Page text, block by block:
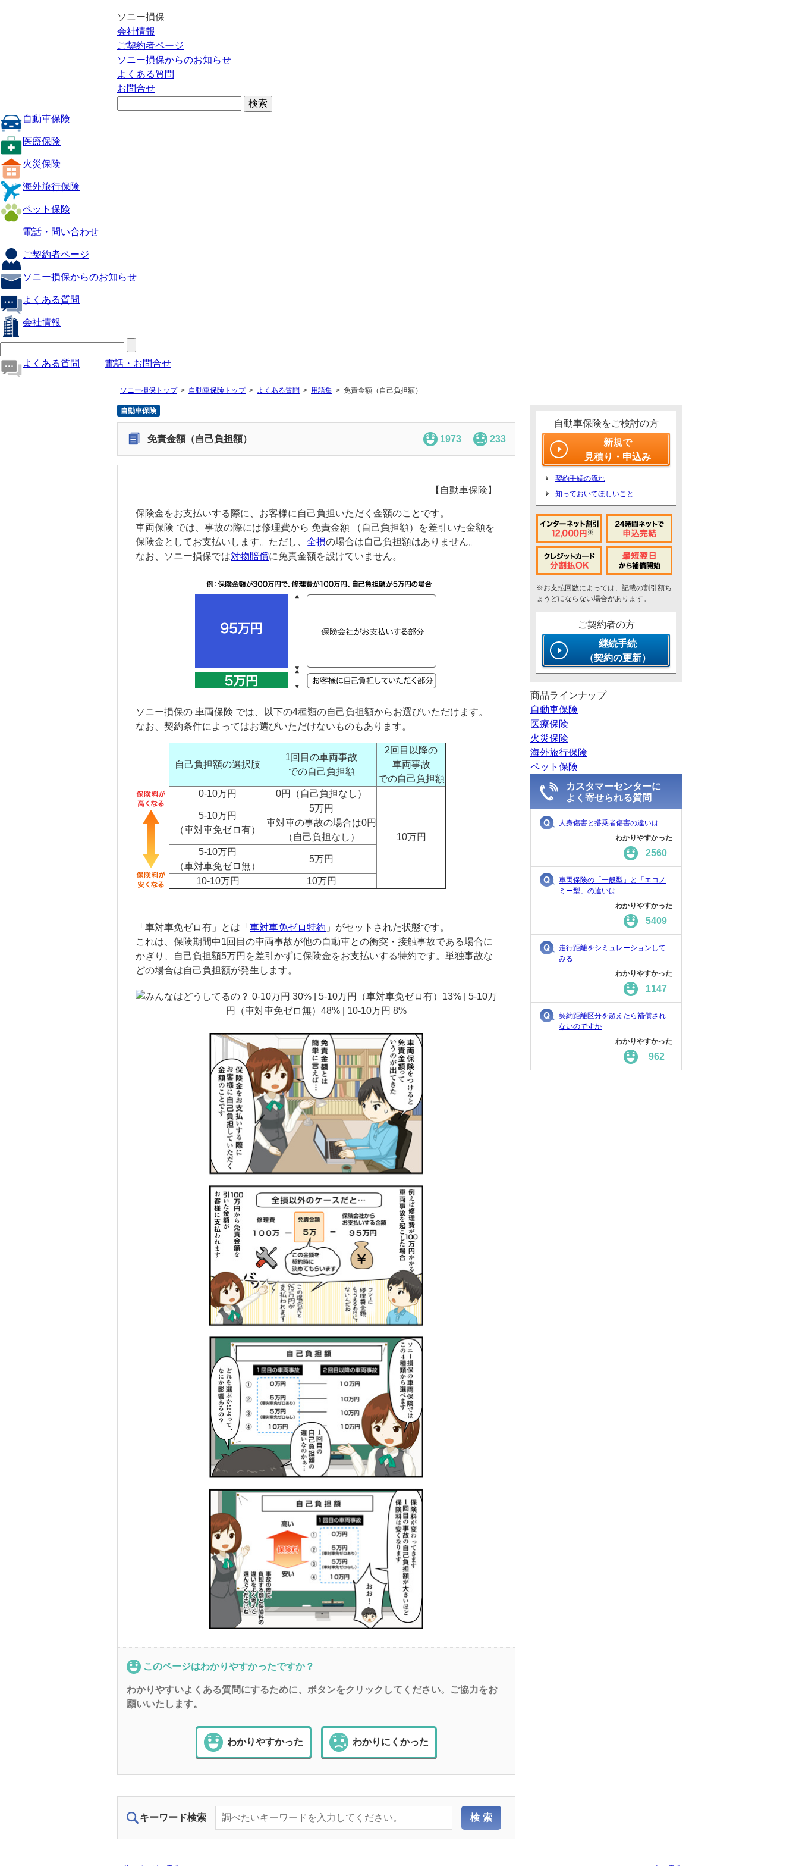
ソニー損保
会社情報
ご契約者ページ
ソニー損保からのお知らせ
よくある質問
お問合せ
自動車保険
医療保険
火災保険
海外旅行保険
ペット保険
電話・問い合わせ
ご契約者ページ
ソニー損保からのお知らせ
よくある質問
会社情報
よくある質問 電話・お問合せ
ソニー損保トップ 自動車保険トップ よくある質問 用語集 免責金額（自己負担額）
自動車保険
免責金額（自己負担額） 1973 233
【自動車保険】
保険金をお支払いする際に、お客様に自己負担いただく金額のことです。
車両保険 では、事故の際には修理費から 免責金額 （自己負担額）を差引いた金額を
保険金としてお支払いします。ただし、 全損の場合は自己負担額はありません。
なお、ソニー損保では対物賠償に免責金額を設けていません。
ソニー損保の 車両保険 では、以下の4種類の自己負担額からお選びいただけます。
なお、契約条件によってはお選びいただけないものもあります。
自己負担額の選択肢
1回目の車両事故
での自己負担額
2回目以降の
車両事故
での自己負担額
0-10万円
0円（自己負担なし）
10万円
5-10万円
（車対車免ゼロ有）
5万円
車対車の事故の場合は0円
（自己負担なし）
5-10万円
（車対車免ゼロ無）
5万円
10-10万円 10万円
「車対車免ゼロ有」とは「 車対車免ゼロ特約 」がセットされた状態です。
これは、保険期間中1回目の車両事故が他の自動車との衝突・接触事故である場合に
かぎり、自己負担額5万円を差引かずに保険金をお支払いする特約です。単独事故な
どの場合は自己負担額が発生します。
このページはわかりやすかったですか？
わかりやすいよくある質問にするために、ボタンをクリックしてください。ご協力をお
願いいたします。
わかりやすかった わかりにくかった
キーワード検索
自動車保険をご検討の方
新規で
見積り・申込み
契約手続の流れ
知っておいてほしいこと
※お支払回数によっては、記載の割引額ち
ょうどにならない場合があります。
ご契約者の方
継続手続
（契約の更新）
商品ラインナップ
自動車保険
医療保険
火災保険
海外旅行保険
ペット保険
カスタマーセンターに
よく寄せられる質問
人身傷害と搭乗者傷害の違いは
わかりやすかった
2560
車両保険の「一般型」と「エコノ
ミー型」の違いは
わかりやすかった
5409
走行距離をシミュレーションして
みる
わかりやすかった
1147
契約距離区分を超えたら補償され
ないのですか
わかりやすかった
962